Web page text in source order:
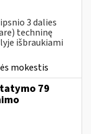
3 dalies
techninę
išbraukiami
mokestis
79